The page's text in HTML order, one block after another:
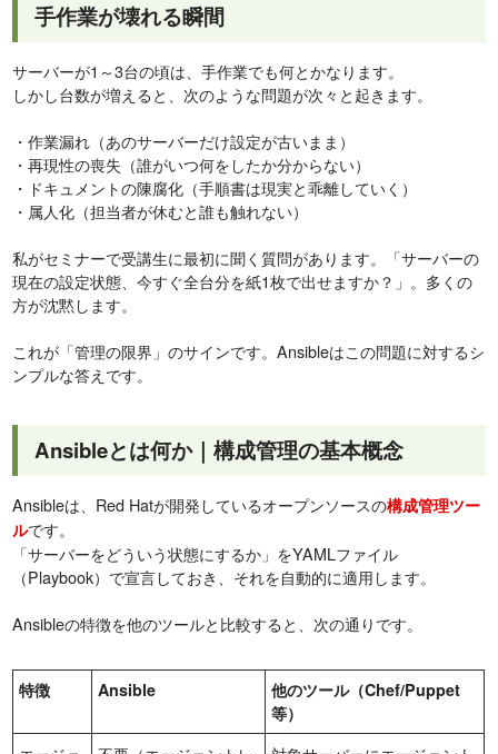
手作業が壊れる瞬間
サーバーが1～3台の頃は、手作業でも何とかなります。
しかし台数が増えると、次のような問題が次々と起きます。
・作業漏れ（あのサーバーだけ設定が古いまま）
・再現性の喪失（誰がいつ何をしたか分からない）
・ドキュメントの陳腐化（手順書は現実と乖離していく）
・属人化（担当者が休むと誰も触れない）
私がセミナーで受講生に最初に聞く質問があります。「サーバーの
現在の設定状態、今すぐ全台分を紙1枚で出せますか？」。多くの
方が沈黙します。
これが「管理の限界」のサインです。Ansibleはこの問題に対するシ
ンプルな答えです。
Ansibleとは何か｜構成管理の基本概念
Ansibleは、Red Hatが開発しているオープンソースの構成管理ツー
ルです。
「サーバーをどういう状態にするか」をYAMLファイル
（Playbook）で宣言しておき、それを自動的に適用します。
Ansibleの特徴を他のツールと比較すると、次の通りです。
特徴 Ansible
他のツール（Chef/Puppet
等）